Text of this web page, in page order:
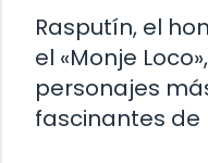
Rasputín, el
el «Monje
personajes
fascinantes de